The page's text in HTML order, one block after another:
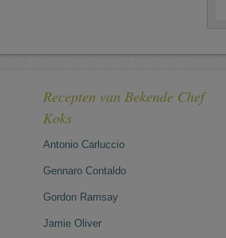
Recepten van Bekende Chef
Koks
Antonio Carluccio
Gennaro Contaldo
Gordon Ramsay
Jamie Oliver